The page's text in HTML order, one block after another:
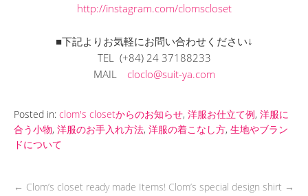
http://instagram.com/clomscloset
■下記よりお気軽にお問い合わせください↓
TEL (+84) 24 37188233
MAIL cloclo@suit-ya.com
Posted in: clom's closetからのお知らせ, 洋服お仕立て例, 洋服に
合う小物, 洋服のお手入れ方法, 洋服の着こなし方, 生地やブラン
ドについて
← Clom’s closet ready made Items! Clom’s special design shirt →